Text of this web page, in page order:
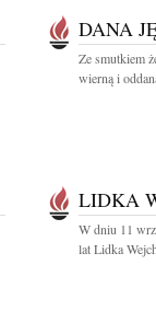
DANA
Ze smutkiem
wierną i
LIDKA
W dniu 11
lat Lidka